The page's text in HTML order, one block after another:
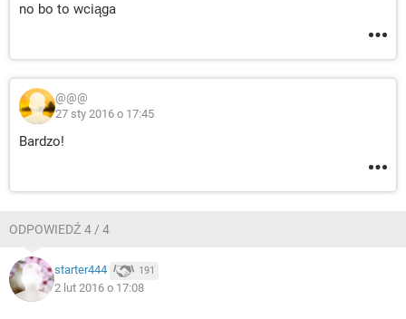
no bo to wciąga
@@@
27 sty 2016 o 17:45
Bardzo!
ODPOWIEDŹ 4 / 4
starter444 191
2 lut 2016 o 17:08